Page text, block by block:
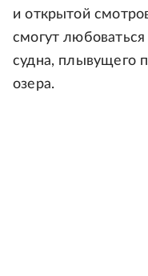
и открытой
смогут
судна, плывущего
озера.